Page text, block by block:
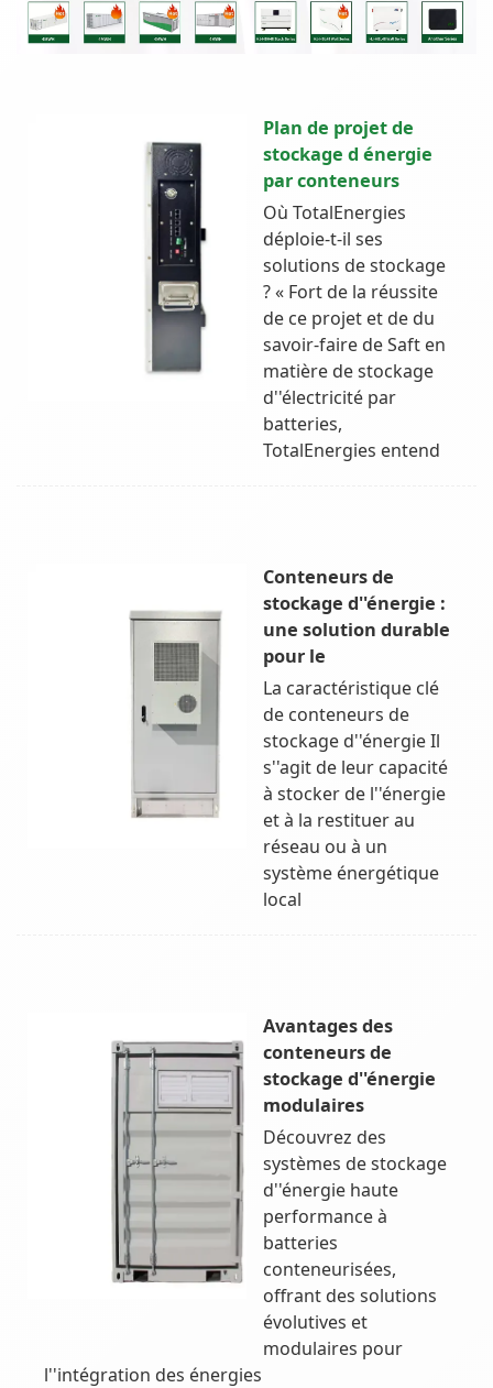
Plan de projet de
stockage d énergie
par conteneurs
Où TotalEnergies
déploie-t-il ses
solutions de stockage
? « Fort de la réussite
de ce projet et de du
savoir-faire de Saft en
matière de stockage
d''électricité par
batteries,
TotalEnergies entend
Conteneurs de
stockage d''énergie :
une solution durable
pour le
La caractéristique clé
de conteneurs de
stockage d''énergie Il
s''agit de leur capacité
à stocker de l''énergie
et à la restituer au
réseau ou à un
système énergétique
local
Avantages des
conteneurs de
stockage d''énergie
modulaires
Découvrez des
systèmes de stockage
d''énergie haute
performance à
batteries
conteneurisées,
offrant des solutions
évolutives et
modulaires pour
l''intégration des énergies